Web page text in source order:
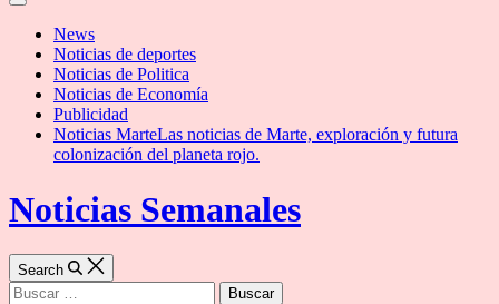
Off
CanvasNews
Noticias de deportes
Noticias de Politica
Noticias de Economía
Publicidad
Noticias MarteLas noticias de Marte, exploración y futura
colonización del planeta rojo.
Noticias Semanales
Search
Buscar: